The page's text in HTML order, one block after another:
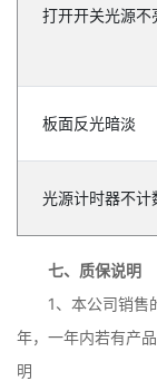
打开开关光源不
板面反光暗淡
光源计时器不计
七、质保说明
1、本公司销售
年，一年内若有产
明